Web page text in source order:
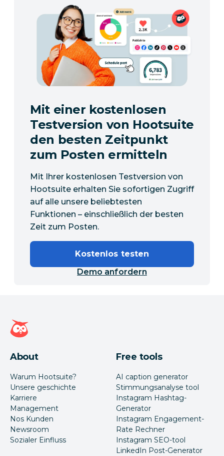
Mit einer kostenlosen
Testversion von Hootsuite
den besten Zeitpunkt
zum Posten ermitteln
Mit Ihrer kostenlosen Testversion von
Hootsuite erhalten Sie sofortigen Zugriff
auf alle unsere beliebtesten
Funktionen – einschließlich der besten
Zeit zum Posten.
Kostenlos testen
Demo anfordern
Hootsuite Homepage
About
Warum Hootsuite?
Unsere geschichte
Karriere
Management
Nos Kunden
Newsroom
Sozialer Einfluss
Free tools
AI caption generator
Stimmungsanalyse tool
Instagram Hashtag-
Generator
Instagram Engagement-
Rate Rechner
Instagram SEO-tool
LinkedIn Post-Generator